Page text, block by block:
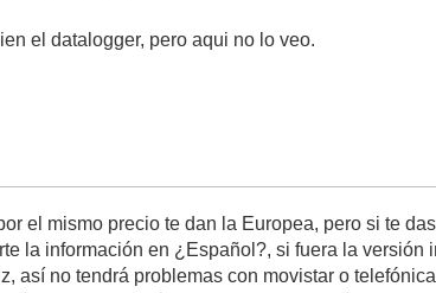
el datalogger, pero aqui no lo veo.
el mismo precio te dan la Europea, pero si te
la información en ¿Español?, si fuera la
así no tendrá problemas con movistar o